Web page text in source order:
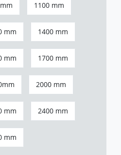
1100 mm
mm 1400 mm
mm 1700 mm
2000 mm
mm 2400 mm
mm